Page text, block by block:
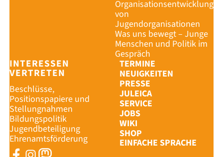
Organisationsentwicklung
von
Jugendorganisationen
Was uns bewegt – Junge
Menschen und Politik im
Gespräch
INTERESSEN
VERTRETEN
Beschlüsse,
Positionspapiere und
Stellungnahmen
Bildungspolitik
Jugendbeteiligung
Ehrenamtsförderung
TERMINE
NEUIGKEITEN
PRESSE
JULEICA
SERVICE
JOBS
WIKI
SHOP
EINFACHE SPRACHE